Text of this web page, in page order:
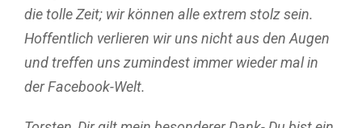
die tolle Zeit; wir können alle extrem stolz sein.
Hoffentlich verlieren wir uns nicht aus den Augen
und treffen uns zumindest immer wieder mal in
der Facebook-Welt.